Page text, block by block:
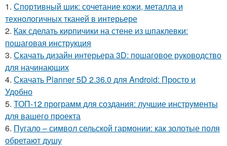
1. Спортивный шик: сочетание кожи, металла и
технологичных тканей в интерьере
2. Как сделать кирпичики на стене из шпаклевки:
пошаговая инструкция
3. Скачать дизайн интерьера 3D: пошаговое руководство
для начинающих
4. Скачать Planner 5D 2.36.0 для Android: Просто и
Удобно
5. ТОП-12 программ для создания: лучшие инструменты
для вашего проекта
6. Пугало – символ сельской гармонии: как золотые поля
обретают душу